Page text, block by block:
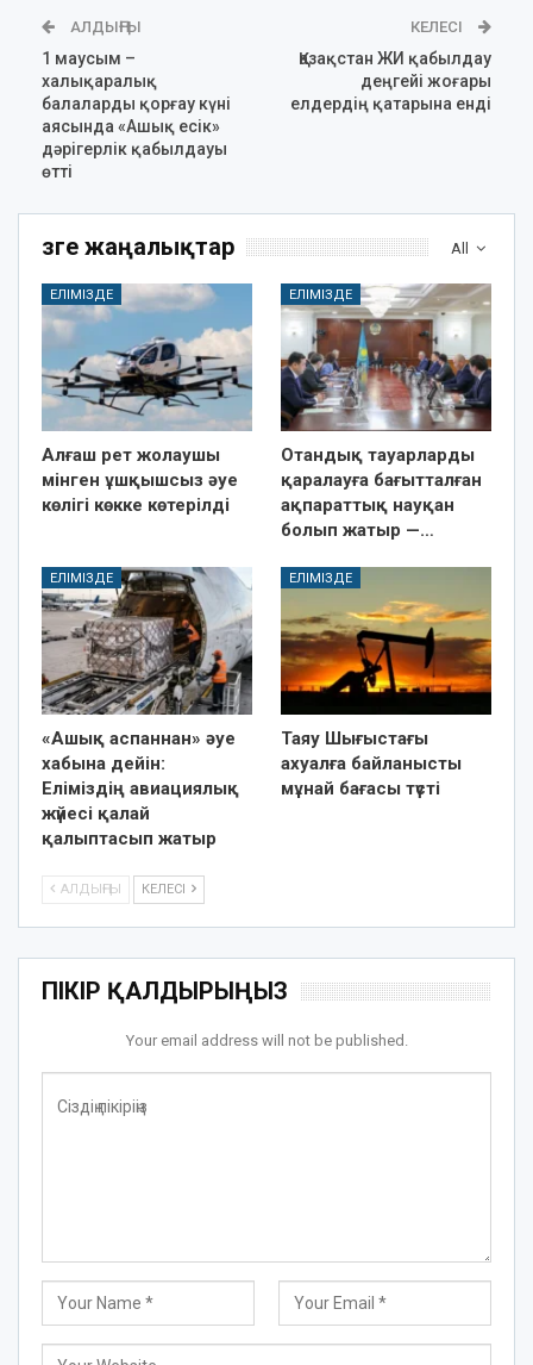
АЛДЫҢҒЫ
1 маусым –
халықаралық
балаларды қорғау күні
аясында «Ашық есік»
дәрігерлік қабылдауы
өтті
КЕЛЕСІ
Қазақстан ЖИ қабылдау
деңгейі жоғары
елдердің қатарына енді
All
Өзге жаңалықтар
ЕЛІМІЗДЕ
Алғаш рет жолаушы
мінген ұшқышсыз әуе
көлігі көкке көтерілді
ЕЛІМІЗДЕ
Отандық тауарларды
қаралауға бағытталған
ақпараттық науқан
болып жатыр —…
ЕЛІМІЗДЕ
«Ашық аспаннан» әуе
хабына дейін:
Еліміздің авиациялық
жүйесі қалай
қалыптасып жатыр
ЕЛІМІЗДЕ
Таяу Шығыстағы
ахуалға байланысты
мұнай бағасы түсті
АЛДЫҢҒЫ КЕЛЕСІ
ПІКІР ҚАЛДЫРЫҢЫЗ
Your email address will not be published.